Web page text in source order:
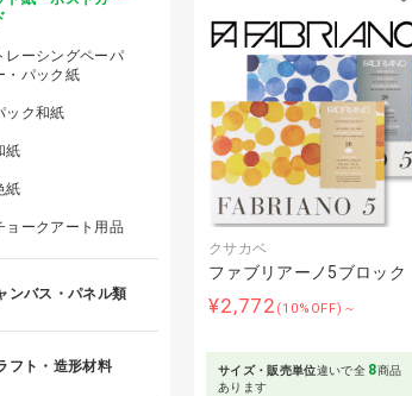
クサカベ
ファブリアーノ5ブロック
¥2,772 (10%OFF)～
サイズ・販売単位違いで全 8商品
あります
レーシングペーパ
・パック紙
ック和紙
紙
紙
ョークアート用品
ンバス・パネル類
フト・造形材料